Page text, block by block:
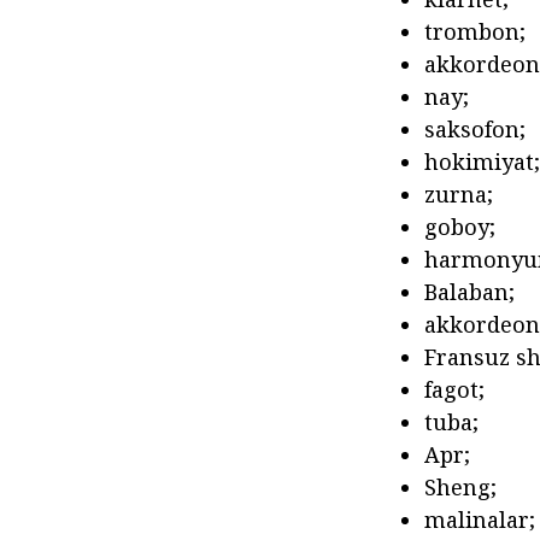
trombon;
nay;
saksofon;
hokimiyat;
zurna;
goboy;
Balaban;
Fransuz
fagot;
tuba;
Apr;
Sheng;
malinalar;